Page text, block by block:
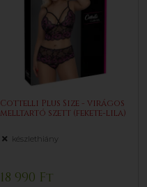
Cottelli Plus Size - virágos
melltartó szett (fekete-lila)
készlethiány
18 990 Ft